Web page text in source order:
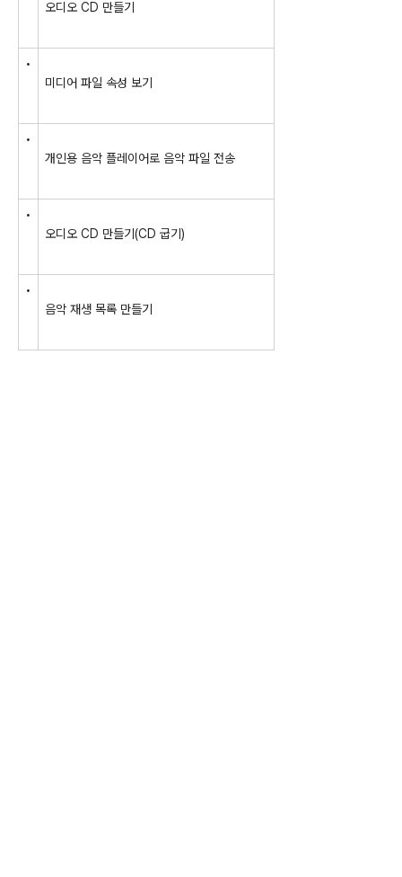
오디오 CD 만들기
•
미디어 파일 속성 보기
•
개인용 음악 플레이어로 음악 파일 전송
•
오디오 CD 만들기(CD 굽기)
•
음악 재생 목록 만들기